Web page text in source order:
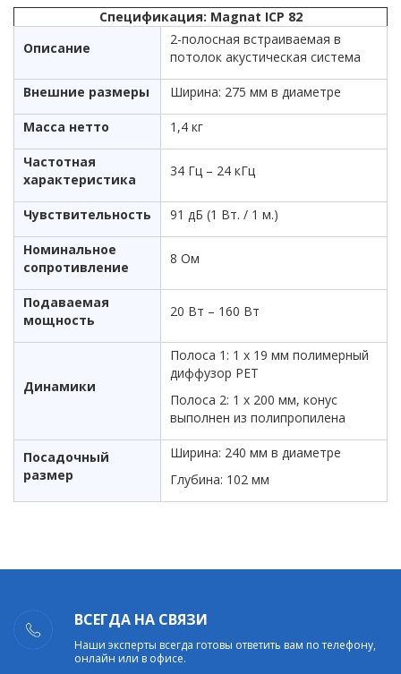
Спецификация: Magnat ICP 82
Описание
2-полосная встраиваемая в
потолок акустическая система
Внешние размеры Ширина: 275 мм в диаметре
Масса нетто 1,4 кг
Частотная
характеристика
34 Гц – 24 кГц
Чувствительность 91 дБ (1 Вт. / 1 м.)
Номинальное
сопротивление
8 Ом
Подаваемая
мощность
20 Вт – 160 Вт
Динамики
Полоса 1: 1 x 19 мм полимерный
диффузор PET
Полоса 2: 1 х 200 мм, конус
выполнен из полипропилена
Посадочный
размер
Ширина: 240 мм в диаметре
Глубина: 102 мм
ВСЕГДА НА СВЯЗИ
Наши эксперты всегда готовы ответить вам по телефону,
онлайн или в офисе.